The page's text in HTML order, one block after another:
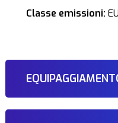
Classe emissioni: